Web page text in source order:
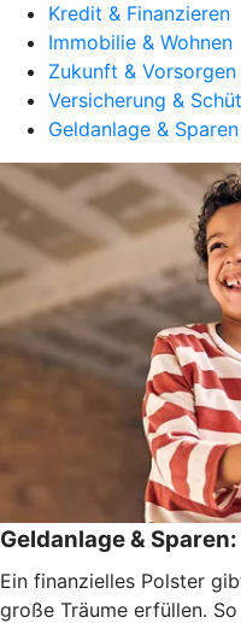
Kredit & Finanzieren
Immobilie & Wohnen
Zukunft & Vorsorgen
Versicherung &
Geldanlage & Sparen
Geldanlage &
Ein finanzielles Polster
große Träume erfüllen.